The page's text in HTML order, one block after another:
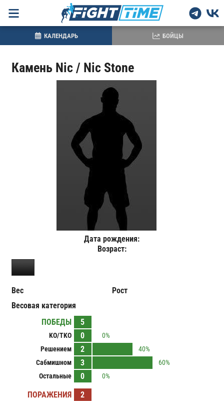
Камень Nic / Nic Stone
Дата рождения:
Возраст:
Вес
Рост
Весовая категория
ПОБЕДЫ
5
KO/TKO 0
0%
Решением
2
40%
Сабмишном
3
60%
Остальные
0 0%
ПОРАЖЕНИЯ 2
КАЛЕНДАРЬ БОЙЦЫ